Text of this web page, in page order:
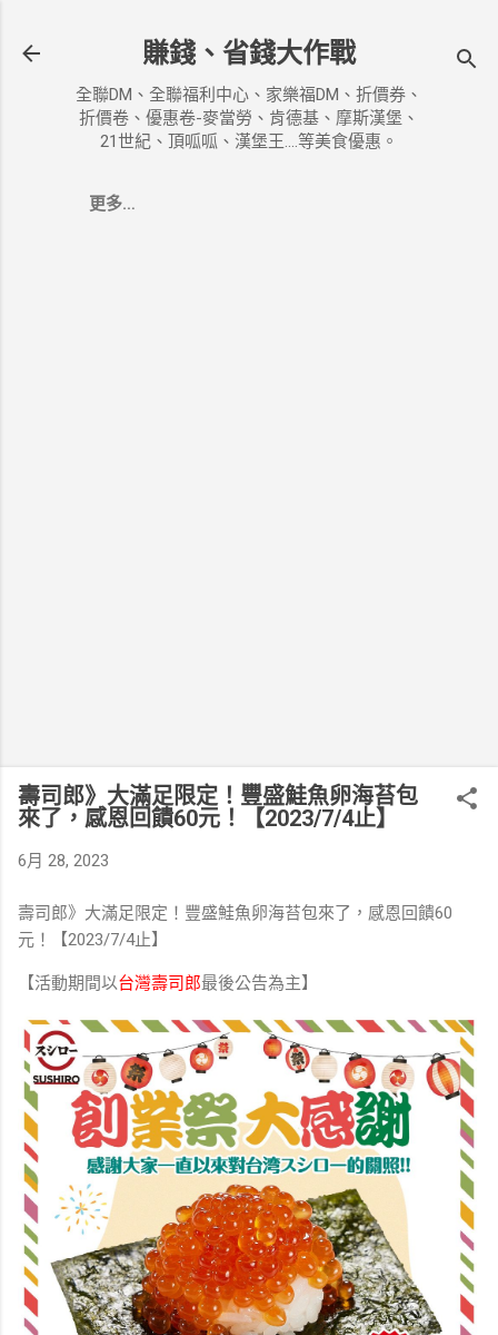
賺錢、省錢大作戰
全聯DM、全聯福利中心、家樂福DM、折價券、
折價卷、優惠卷-麥當勞、肯德基、摩斯漢堡、
21世紀、頂呱呱、漢堡王....等美食優惠。
更多…
壽司郎》大滿足限定！豐盛鮭魚卵海苔包
來了⁣，感恩回饋60元！⁣【2023/7/4止】
6月 28, 2023
壽司郎》大滿足限定！豐盛鮭魚卵海苔包來了⁣，感恩回饋60
元！
⁣【2023/7/4止】
⁣【活動期間以台灣壽司郎最後公告為主】